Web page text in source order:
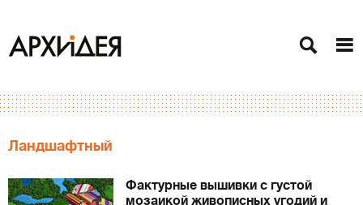
Ландшафтный
Фактурные вышивки с густой
мозаикой живописных угодий и